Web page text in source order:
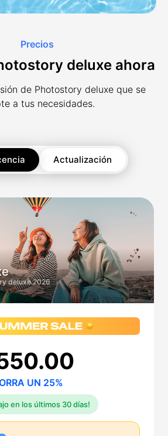
Precios
deluxe ahora
de Photostory deluxe que se
a tus necesidades.
Actualización
deluxe 2026
UN 25%
en los últimos 30 días!